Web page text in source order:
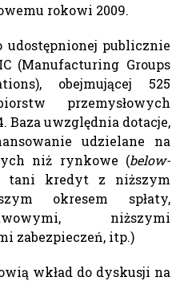
rokowi 2009.
udostępnionej publicznie
(Manufacturing Groups
obejmującej 525
przemysłowych
Baza uwzględnia dotacje,
udzielane na
niż rynkowe (below-
kredyt z niższym
okresem spłaty,
niższymi
zabezpieczeń, itp.)
wkład do dyskusji na